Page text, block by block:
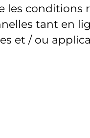
les conditions
tant en
et / ou